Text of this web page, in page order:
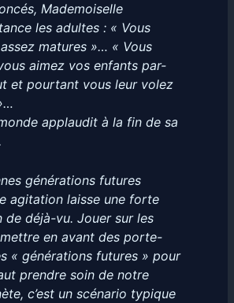
Mademoiselle
les adultes : « Vous
assez matures »… « Vous
aimez vos enfants par-
et pourtant vous leur volez
applaudit à la fin de sa
générations futures
agitation laisse une forte
de déjà-vu. Jouer sur les
en avant des porte-
« générations futures » pour
prendre soin de notre
c’est un scénario typique